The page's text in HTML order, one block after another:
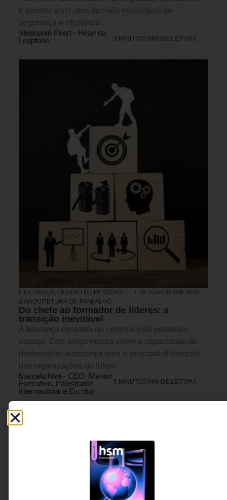
e passou a ser uma decisão estratégica de
segurança e eficiência.
Stephanie Peart - Head da
Leapfone
3 MINUTOS MIN DE LEITURA
LIDERANÇA, GESTÃO DE PESSOAS
& ARQUITETURA DE TRABALHO
1º DE JULHO DE 2026 15H00
Do chefe ao formador de líderes: a
transição inevitável
A liderança centrada no controle está perdendo
espaço. Este artigo mostra como a capacidade de
desenvolver autonomia será o principal diferencial
das organizações do futuro.
Marcelo Neri - CEO, Mentor
Executivo, Palestrante
Internacional e Escritor
5 MINUTOS MIN DE LEITURA